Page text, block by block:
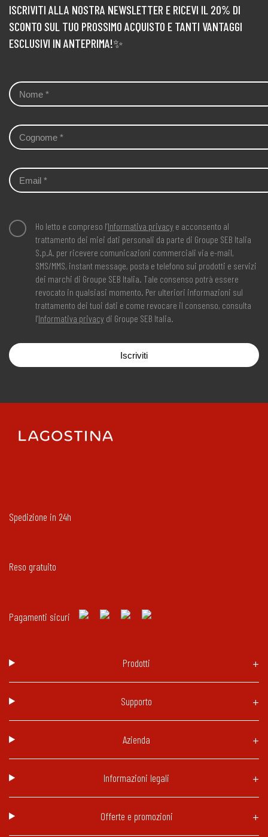
ISCRIVITI ALLA NOSTRA NEWSLETTER E RICEVI IL 20% DI
SCONTO SUL TUO PROSSIMO ACQUISTO E TANTI VANTAGGI
ESCLUSIVI IN ANTEPRIMA!✨
Ho letto e compreso l’Informativa privacy e acconsento al
trattamento dei miei dati personali da parte di Groupe SEB Italia
S.p.A. per ricevere comunicazioni commerciali via e-mail,
SMS/MMS, instant message, posta e telefono sui prodotti e servizi
dei marchi di Groupe SEB Italia. Tale consenso potrà essere
revocato in qualsiasi momento. Per ulteriori informazioni sul
trattamento dei tuoi dati e come revocare il consenso, consulta
l’Informativa privacy di Groupe SEB Italia.
Iscriviti
Spedizione in 24h
Reso gratuito
Pagamenti sicuri
Prodotti
Supporto
Azienda
Informazioni legali
Offerte e promozioni